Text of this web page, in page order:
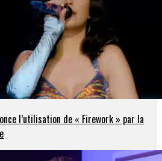
l’utilisation de « Firework » par la